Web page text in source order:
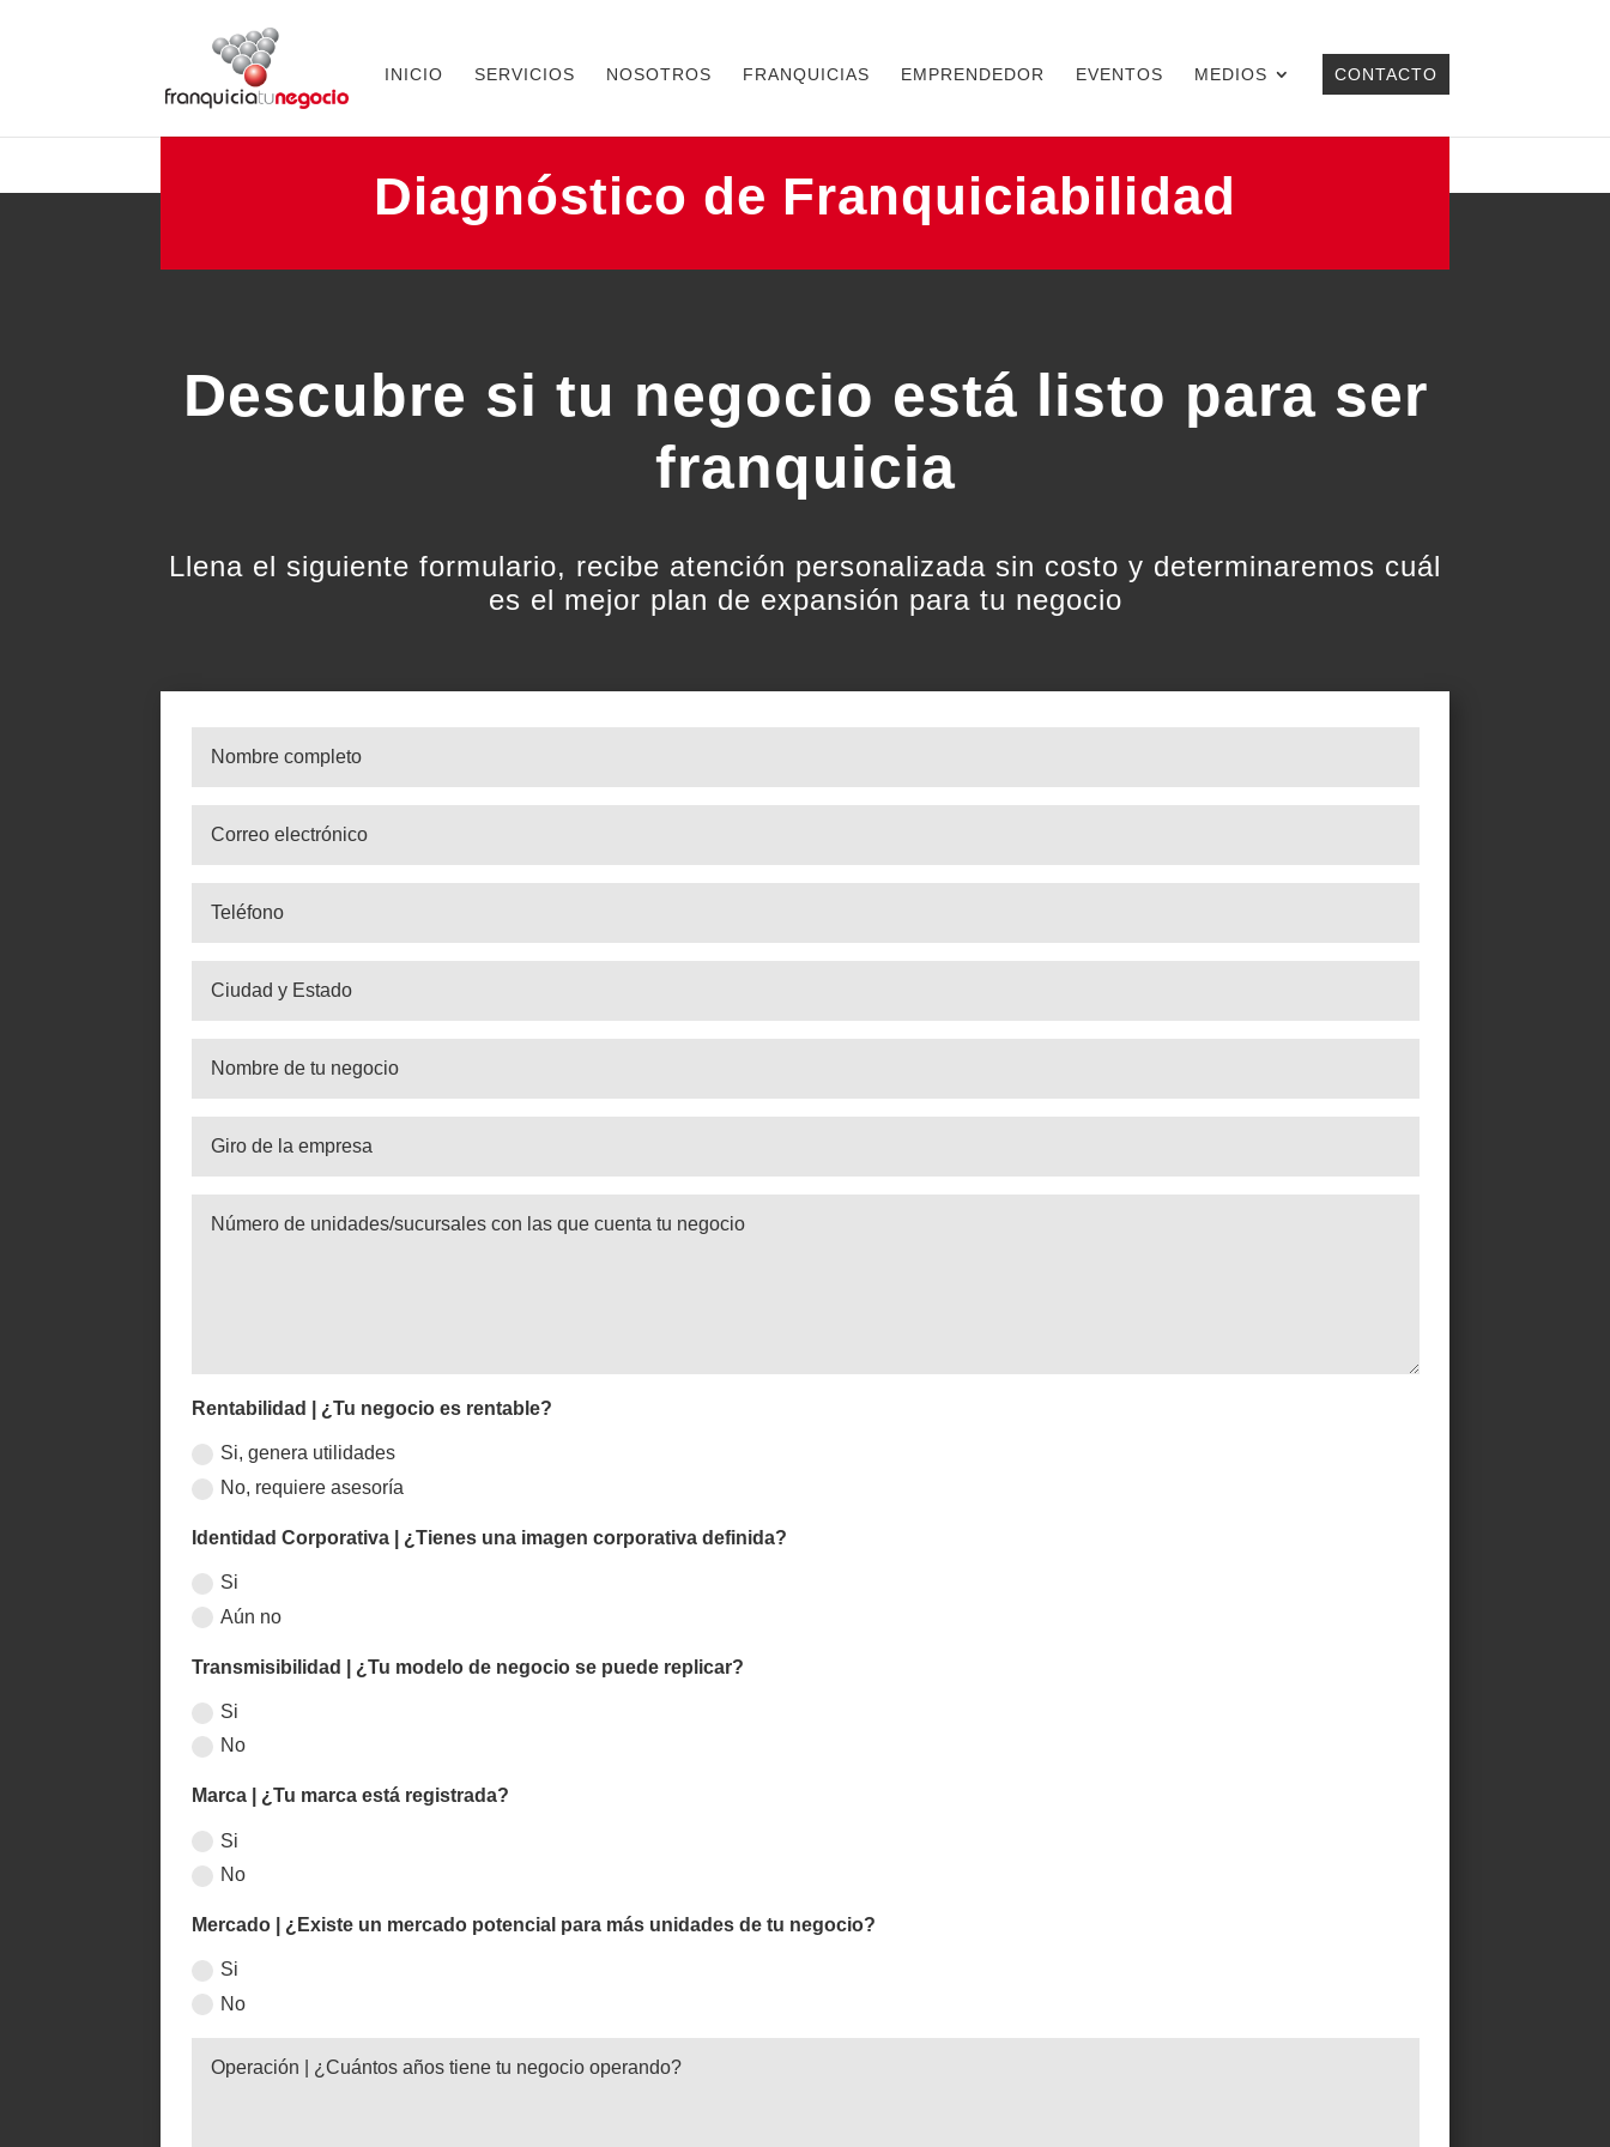
INICIO SERVICIOS NOSOTROS FRANQUICIAS EMPRENDEDOR EVENTOS MEDIOS CONTACTO
Diagnóstico de Franquiciabilidad
Descubre si tu negocio está listo para ser
franquicia
Llena el siguiente formulario, recibe atención personalizada sin costo y determinaremos cuál
es el mejor plan de expansión para tu negocio
Rentabilidad | ¿Tu negocio es rentable?
Si, genera utilidades
No, requiere asesoría
Identidad Corporativa | ¿Tienes una imagen corporativa definida?
Si
Aún no
Transmisibilidad | ¿Tu modelo de negocio se puede replicar?
Si
No
Marca | ¿Tu marca está registrada?
Si
No
Mercado | ¿Existe un mercado potencial para más unidades de tu negocio?
Si
No